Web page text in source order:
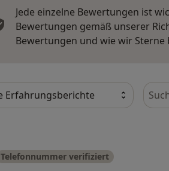
Jede einzelne Bewertungen ist
Bewertungen gemäß unserer
Bewertungen und wie wir
Telefonnummer verifiziert